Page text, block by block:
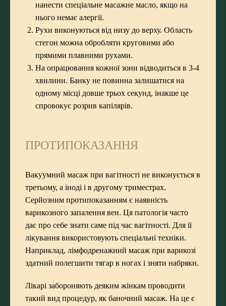
нанести спеціальне масажне масло, якщо на
нього немає алергії.
Рухи виконуються від низу до верху. Область
стегон можна обробляти круговими або
прямими плавними рухами.
На опрацювання кожної зони відводиться в 3-4
хвилини. Банку не повинна залишатися на
одному місці довше трьох секунд, інакше це
спровокує розрив капілярів.
ПРОТИПОКАЗАННЯ
Вакуумний масаж при вагітності не виконується в
третьому, а іноді і в другому триместрах.
Серйозним протипоказанням є наявність
варикозного запалення вен. Ця патологія часто
дає про себе знати саме під час вагітності. Для її
лікування використовують спеціальні техніки.
Наприклад, лімфодренажний масаж при варикозі
здатний полегшити тягар в ногах і зняти набряки.
Лікарі забороняють деяким жінкам проводити
такий вид процедур, як баночний масаж. На це є